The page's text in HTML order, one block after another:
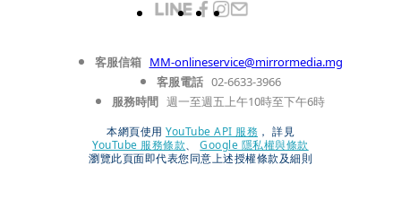
客服信箱 MM-onlineservice@mirrormedia.mg
客服電話 02-6633-3966
服務時間 週一至週五上午10時至下午6時
本網頁使用 YouTube API 服務 ， 詳見
YouTube 服務條款、
Google 隱私權與條款
瀏覽此頁面即代表您同意上述授權條款及細則